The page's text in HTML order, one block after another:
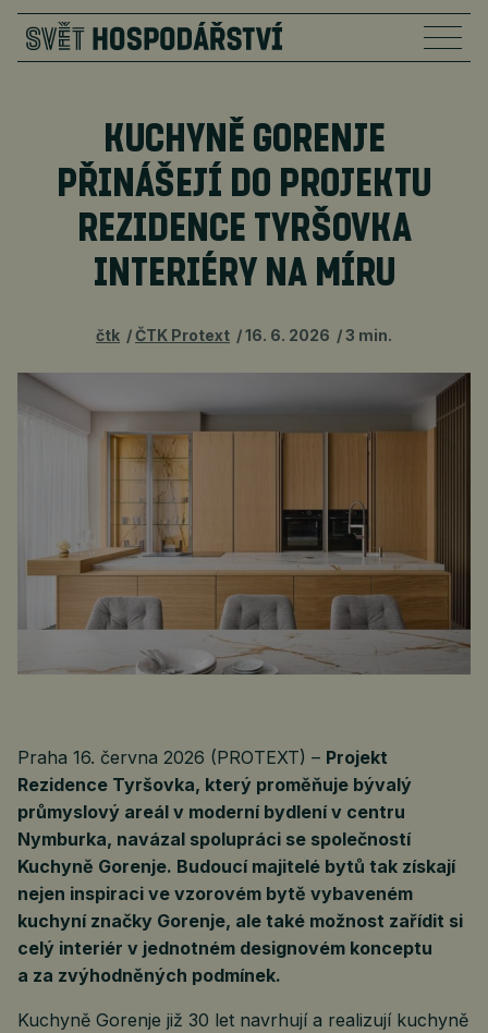
KUCHYNĚ GORENJE
PŘINÁŠEJÍ DO PROJEKTU
REZIDENCE TYRŠOVKA
INTERIÉRY NA MÍRU
čtk ČTK Protext 16. 6. 2026 3 min.
Praha 16. června 2026 (PROTEXT) – Projekt
Rezidence Tyršovka, který proměňuje bývalý
průmyslový areál v moderní bydlení v centru
Nymburka, navázal spolupráci se společností
Kuchyně Gorenje. Budoucí majitelé bytů tak získají
nejen inspiraci ve vzorovém bytě vybaveném
kuchyní značky Gorenje, ale také možnost zařídit si
celý interiér v jednotném designovém konceptu
a za zvýhodněných podmínek.
Kuchyně Gorenje již 30 let navrhují a realizují kuchyně